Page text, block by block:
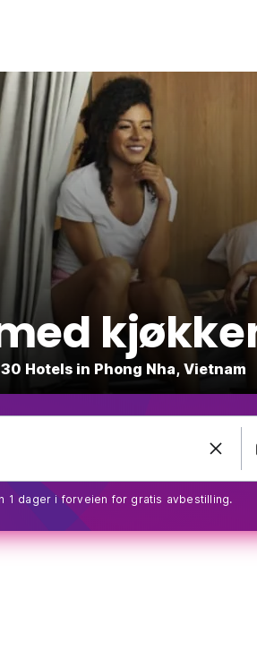
30 Hotels in Phong Nha, Vietnam
1 dager i forveien for gratis avbestilling.